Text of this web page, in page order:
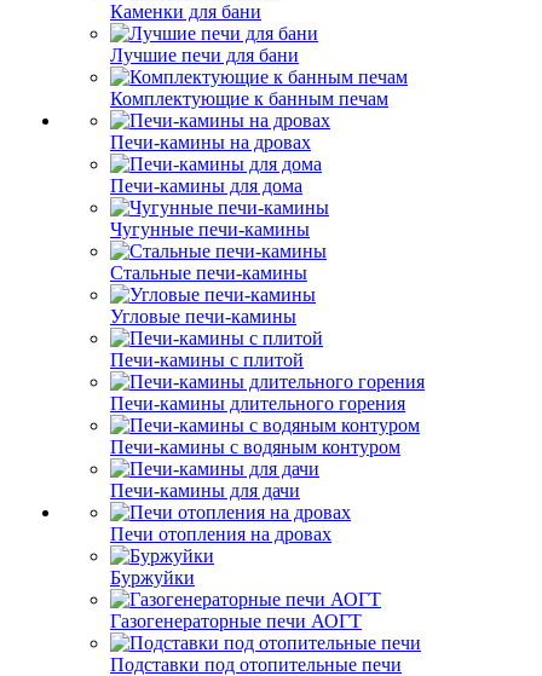
Каменки для бани
Лучшие печи для бани
Комплектующие к банным печам
Печи-камины на дровах
Печи-камины для дома
Чугунные печи-камины
Стальные печи-камины
Угловые печи-камины
Печи-камины с плитой
Печи-камины длительного горения
Печи-камины с водяным контуром
Печи-камины для дачи
Печи отопления на дровах
Буржуйки
Газогенераторные печи АОГТ
Подставки под отопительные печи